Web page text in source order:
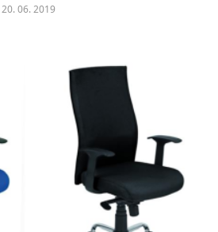
20. 06. 2019